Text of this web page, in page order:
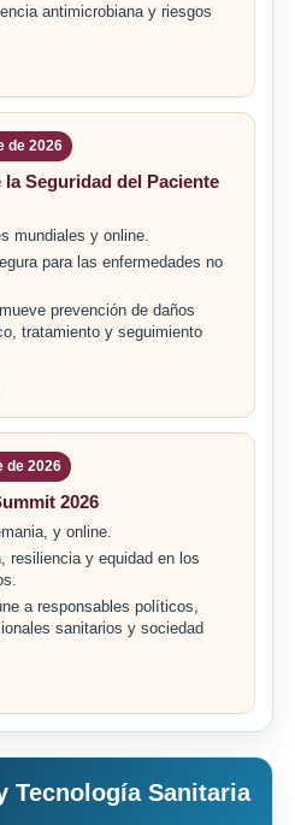
antimicrobiana y riesgos
de 2026
la Seguridad del Paciente
mundiales y online.
para las enfermedades no
prevención de daños
tratamiento y seguimiento
de 2026
2026
y online.
resiliencia y equidad en los
a responsables políticos,
sanitarios y sociedad
Tecnología Sanitaria